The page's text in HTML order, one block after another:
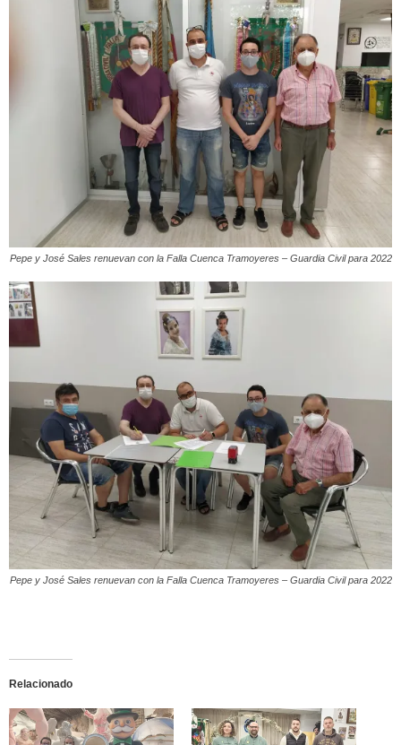
Pepe y José Sales renuevan con la Falla Cuenca Tramoyeres – Guardia Civil para 2022
Pepe y José Sales renuevan con la Falla Cuenca Tramoyeres – Guardia Civil para 2022
Relacionado